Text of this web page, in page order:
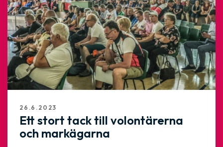
26.6.2023
Ett stort tack till volontärerna
och markägarna